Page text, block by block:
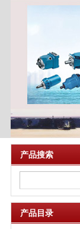
产品搜索
产品目录